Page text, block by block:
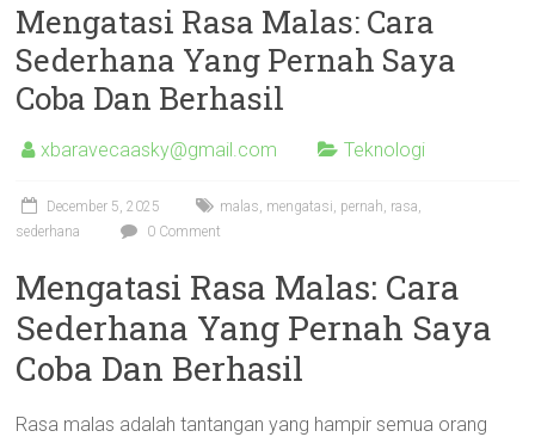
Mengatasi Rasa Malas: Cara
Sederhana Yang Pernah Saya
Coba Dan Berhasil
xbaravecaasky@gmail.com Teknologi
December 5, 2025 malas, mengatasi, pernah, rasa,
sederhana
0 Comment
Mengatasi Rasa Malas: Cara
Sederhana Yang Pernah Saya
Coba Dan Berhasil
Rasa malas adalah tantangan yang hampir semua orang